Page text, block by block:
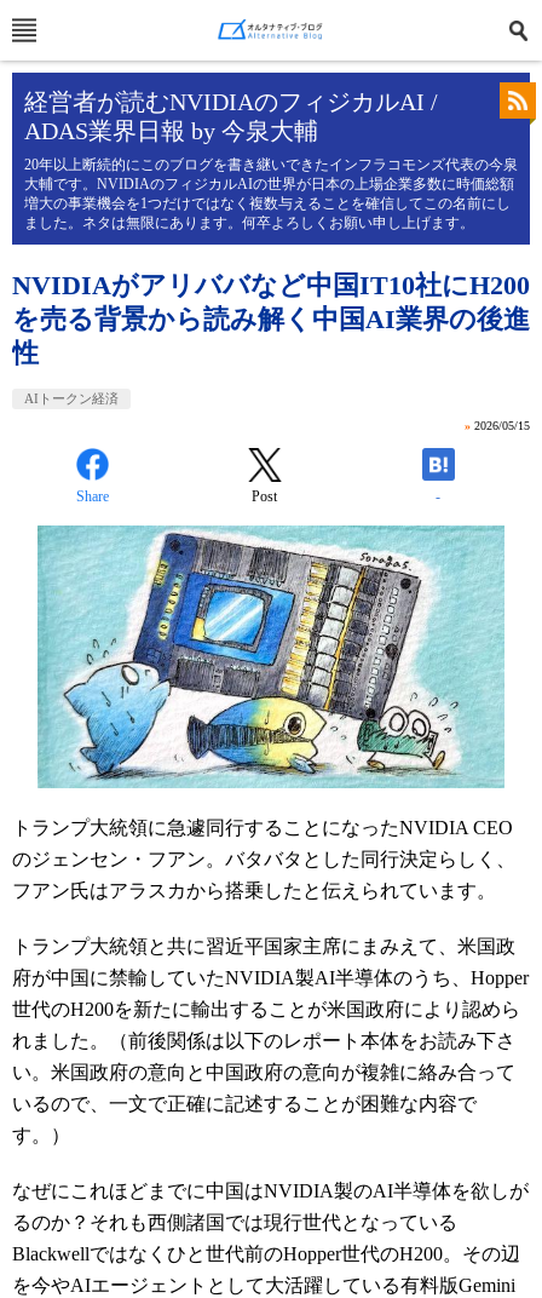
経営者が読むNVIDIAのフィジカルAI /
ADAS業界日報 by 今泉大輔
20年以上断続的にこのブログを書き継いできたインフラコモンズ代表の今泉
大輔です。NVIDIAのフィジカルAIの世界が日本の上場企業多数に時価総額
増大の事業機会を1つだけではなく複数与えることを確信してこの名前にし
ました。ネタは無限にあります。何卒よろしくお願い申し上げます。
NVIDIAがアリババなど中国IT10社にH200
を売る背景から読み解く中国AI業界の後進
性
AIトークン経済
» 2026/05/15
Share Post -
トランプ大統領に急遽同行することになったNVIDIA CEO
のジェンセン・フアン。バタバタとした同行決定らしく、
フアン氏はアラスカから搭乗したと伝えられています。
トランプ大統領と共に習近平国家主席にまみえて、米国政
府が中国に禁輸していたNVIDIA製AI半導体のうち、Hopper
世代のH200を新たに輸出することが米国政府により認めら
れました。（前後関係は以下のレポート本体をお読み下さ
い。米国政府の意向と中国政府の意向が複雑に絡み合って
いるので、一文で正確に記述することが困難な内容で
す。）
なぜにこれほどまでに中国はNVIDIA製のAI半導体を欲しが
るのか？それも西側諸国では現行世代となっている
Blackwellではなくひと世代前のHopper世代のH200。その辺
を今やAIエージェントとして大活躍している有料版Gemini